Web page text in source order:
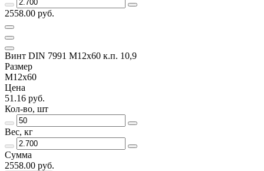
2558.00 руб.
Винт DIN 7991 M12х60 к.п. 10,9
Размер
M12х60
Цена
51.16 руб.
Кол-во, шт
Вес, кг
Сумма
2558.00 руб.